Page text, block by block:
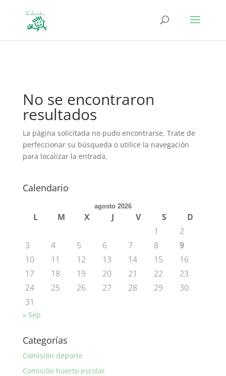
No se encontraron
resultados
La página solicitada no pudo encontrarse. Trate de
perfeccionar su búsqueda o utilice la navegación
para localizar la entrada.
Calendario
agosto 2026
L M X J V S
D
1
2
3
4 5 6 7 8
9
10
11 12 13 14 15
16
17
18 19 20 21 22
23
24
25 26 27 28 29
30
31
« Sep
Categorías
Comisión deporte
Comisión huerto escolar